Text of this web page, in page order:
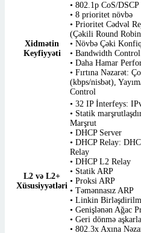
Xidmətin
Keyfiyyəti
• 802.1p CoS/
• 8 prioritet növbə
• Prioritet Cədvəl
(Çəkili Round
• Növbə Çəki
• Bandwidth
• Daha Hamar
• Fırtına Nəzarət:
(kbps/nisbət),
Control
L2 və L2+
Xüsusiyyətləri
• 32 IP İnterfeys:
• Statik
Marşrut
• DHCP Server
• DHCP Relay:
Relay
• DHCP L2 Relay
• Statik ARP
• Proksi ARP
• Təmənnasız ARP
• Linkin
• Genişlənən Ağac
• Geri dönmə
• 802.3x Axına